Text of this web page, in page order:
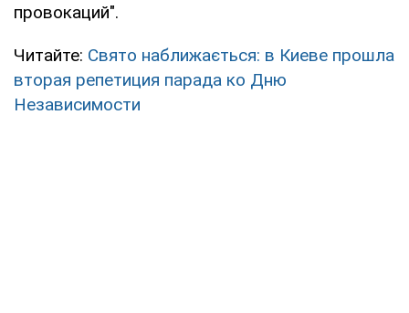
провокаций".
Читайте: Свято наближається: в Киеве прошла
вторая репетиция парада ко Дню
Независимости